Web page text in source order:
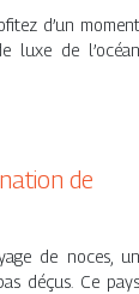
d’un moment
luxe de l’océan
de
de noces, un
déçus. Ce pays